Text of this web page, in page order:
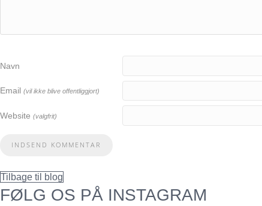
Navn
Email (vil ikke blive offentliggjort)
Website (valgfrit)
Tilbage til blog
FØLG OS PÅ INSTAGRAM